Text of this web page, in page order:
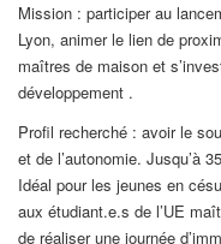
Mission : participer au
Lyon, animer le lien de
maîtres de maison et
développement .
Profil recherché : avoir le
et de l’autonomie. Jusqu’à
Idéal pour les jeunes en
aux étudiant.e.s de l’UE
de réaliser une journée